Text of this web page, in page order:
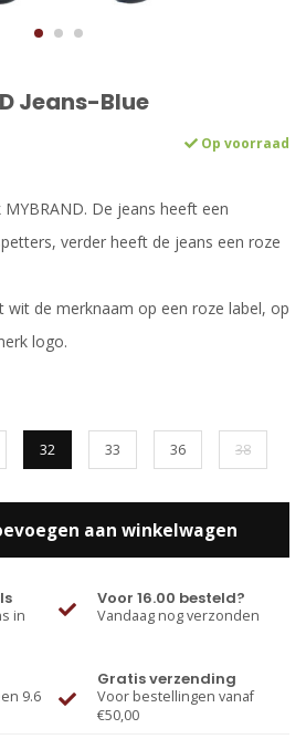
Jeans-Blue
Op voorraad
De jeans heeft een
verder heeft de jeans een roze
wit de merknaam op een roze label, op
logo.
32 33 36 38
aan winkelwagen
in
Voor 16.00 besteld?
Vandaag nog verzonden
9.6
Gratis verzending
Voor bestellingen vanaf
€50,00